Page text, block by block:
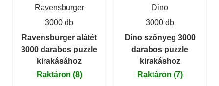
Ravensburger
3000 db
Ravensburger alátét
3000 darabos puzzle
kirakásához
Raktáron (8)
Dino
3000 db
Dino szőnyeg 3000
darabos puzzle
kirakáshoz
Raktáron (7)